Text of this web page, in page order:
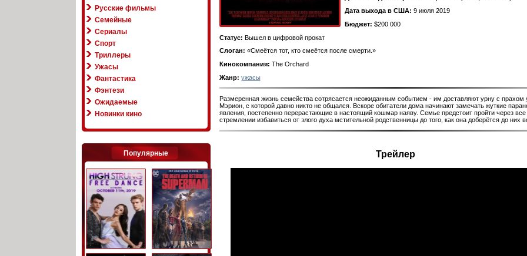
Русские фильмы
Семейные
Сериалы
Спорт
Триллеры
Ужасы
Фантастика
Фэнтези
Ожидаемые
Новинки кино
Популярные
Дата выхода в США: 9 июля 2019
Бюджет: $200 000
Статус: Вышел в цифровой прокат
Слоган: «Смеётся тот, кто смеётся после смерти.»
Кинокомпания: The Orchard
Жанр: ужасы
Размеренная жизнь семейства сотрясается неожиданным событием - им доставляют урну с прахом
Мэрион, с которой давно никто не общался. Вскоре обитатели дома начинают замечать жуткие
явления, постепенно перерастающие в настоящий кошмар наяву. Семье предстоит пройти через все
стремлении избавиться от злого духа мстительной родственницы до того, как она доберётся до них
Трейлер